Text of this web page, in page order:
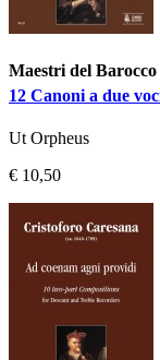
Maestri del
12 Canoni a due
Ut Orpheus
€ 10,50